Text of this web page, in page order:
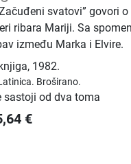
svatovi” govori
ribara Mariji. Sa
između Marka i Elvire.
, 1982.
Broširano.
sastoji od dva toma
€